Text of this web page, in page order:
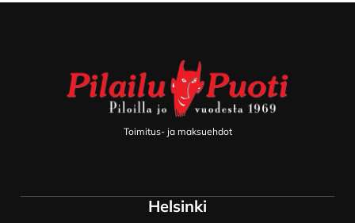
Toimitus- ja maksuehdot
Helsinki